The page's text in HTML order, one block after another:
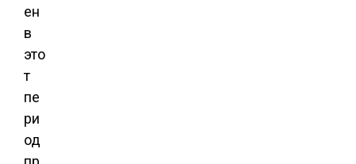
ен
в
это
т
пе
ри
од